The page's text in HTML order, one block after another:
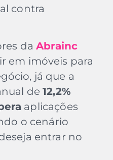
contra
daAbrainc
em imóveis para
já que a
de12,2%
aplicações
o cenário
entrar no